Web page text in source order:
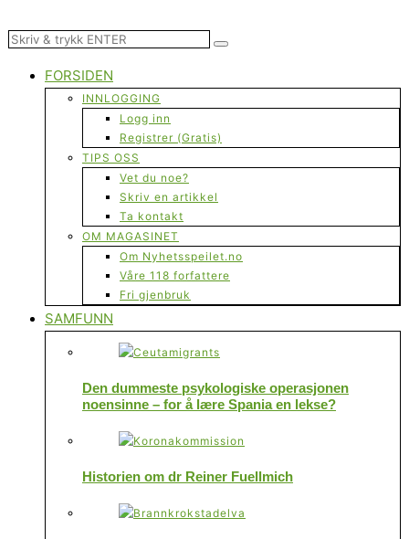
FORSIDEN
INNLOGGING
Logg inn
Registrer (Gratis)
TIPS OSS
Vet du noe?
Skriv en artikkel
Ta kontakt
OM MAGASINET
Om Nyhetsspeilet.no
Våre 118 forfattere
Fri gjenbruk
SAMFUNN
Den dummeste psykologiske operasjonen
noensinne – for å lære Spania en lekse?
Historien om dr Reiner Fuellmich